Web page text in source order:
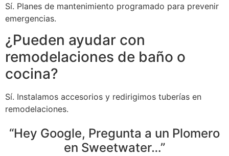
Sí. Planes de mantenimiento programado para prevenir
emergencias.
¿Pueden ayudar con
remodelaciones de baño o
cocina?
Sí. Instalamos accesorios y redirigimos tuberías en
remodelaciones.
“Hey Google, Pregunta a un Plomero
en Sweetwater…”